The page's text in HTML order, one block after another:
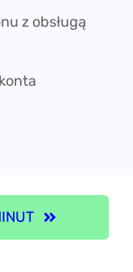
z obsługą